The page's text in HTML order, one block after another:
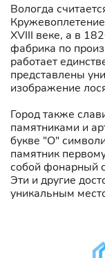
Вологда
XVIII веке, а в
фабрика по
работает
представлены
изображение
Город также
памятниками и
букве "О"
памятник
собой фонарный
Эти и другие
уникальным